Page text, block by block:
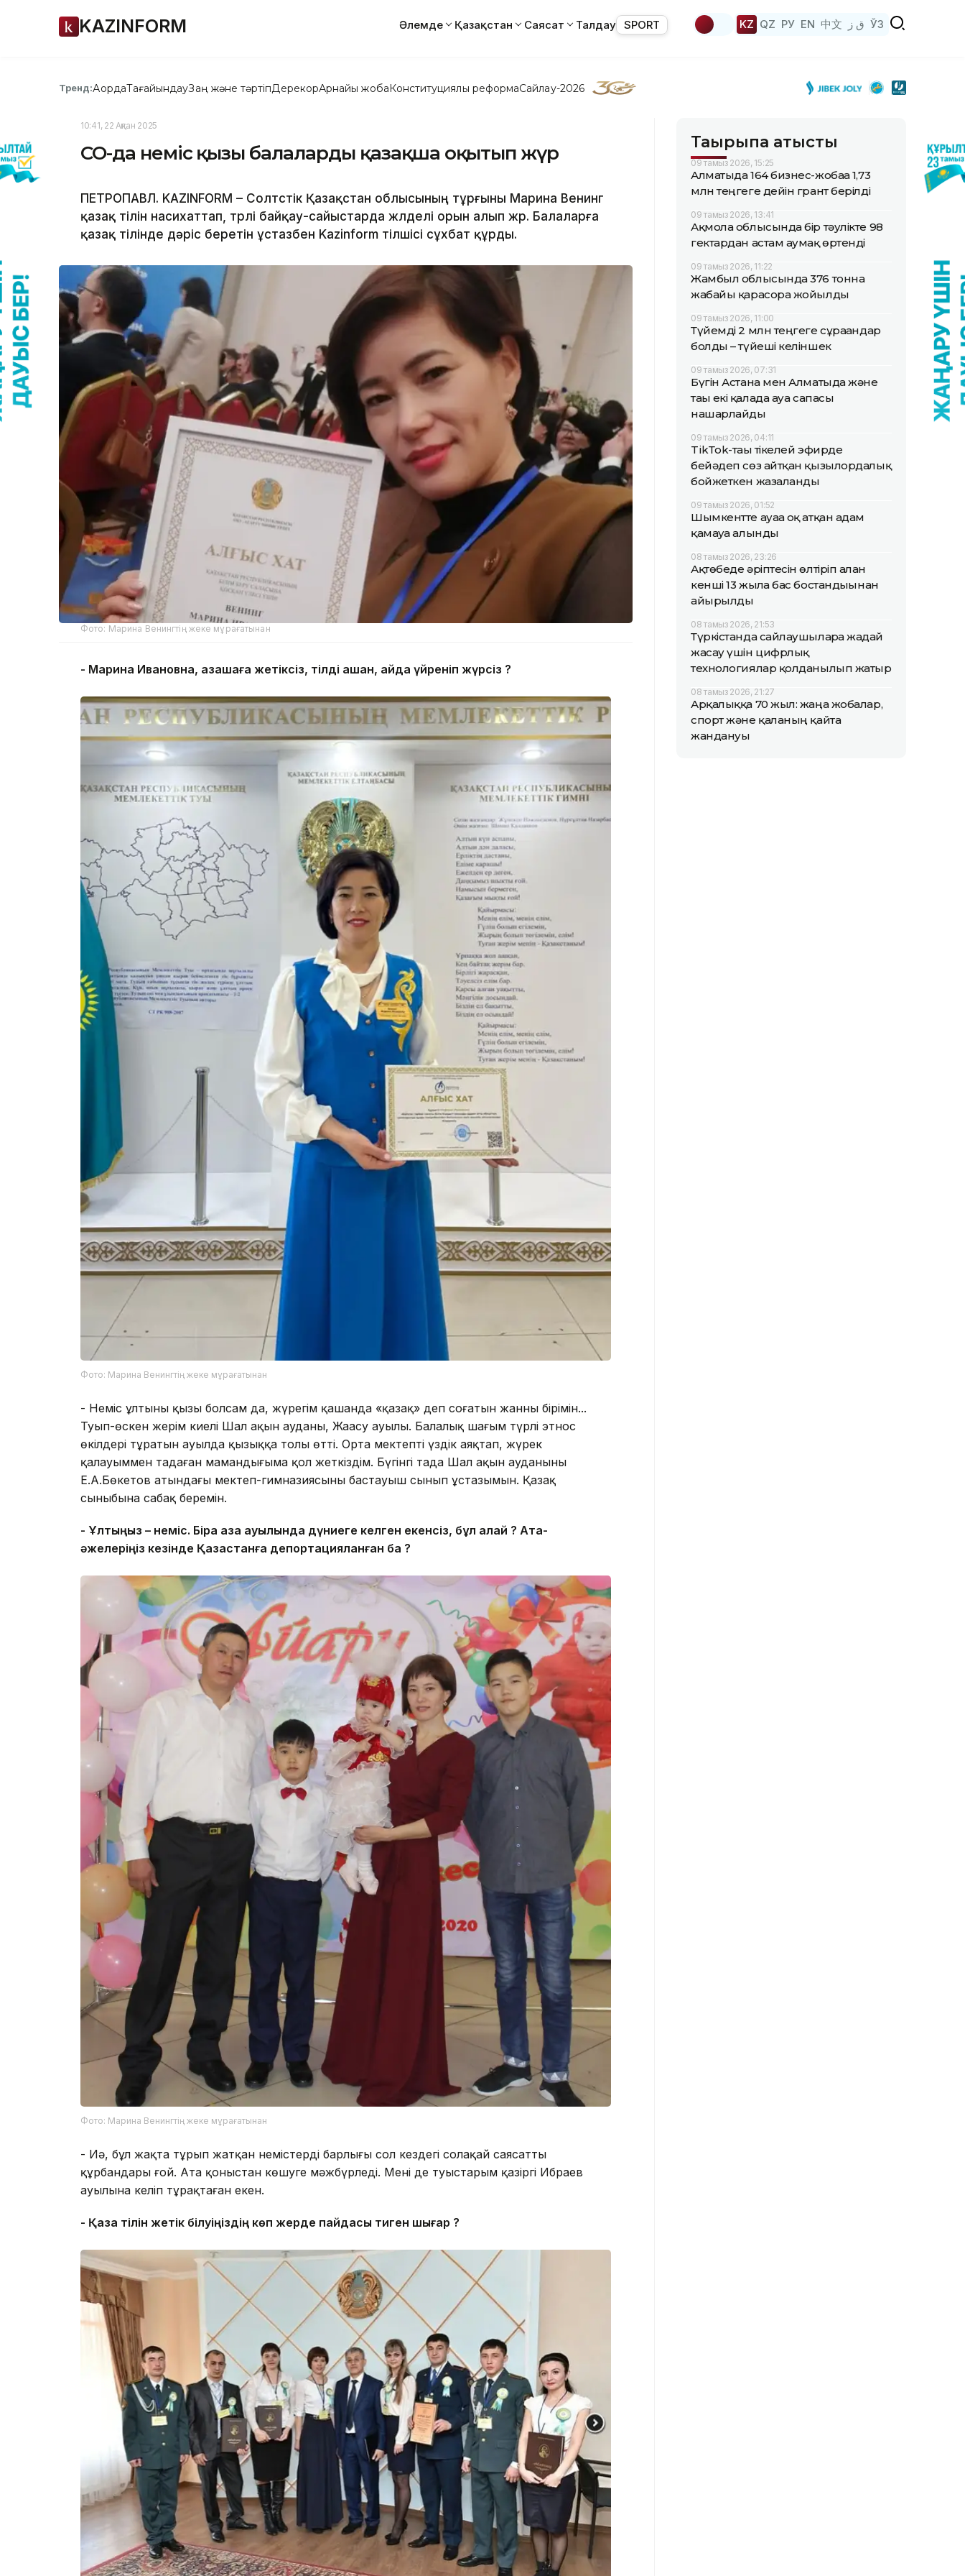
KAZINFORM Әлемде Қазақстан Саясат Талдау SPORT KZ QZ РУ EN 中文 ق ز ЎЗ
Тренд:АқордаТағайындауЗаң және тәртіпДерекқорАрнайы жобаКонституциялық реформаСайлау-2026
10:41, 22 Ақпан 2025
СҚО-да неміс қызы балаларды қазақша оқытып жүр
ПЕТРОПАВЛ. KAZINFORM – Солтүстік Қазақстан облысының тұрғыны Марина Венинг
қазақ тілін насихаттап, түрлі байқау-сайыстарда жүлделі орын алып жүр. Балаларға
қазақ тілінде дәріс беретін ұстазбен Kazinform тілшісі сұхбат құрды.
Фото: Марина Венингтің жеке мұрағатынан
- Марина Ивановна, қазақшаға жетіксіз, тілді қашан, қайда үйреніп жүрсіз ?
Фото: Марина Венингтің жеке мұрағатынан
- Неміс ұлтының қызы болсам да, жүрегім қашанда «қазақ» деп соғатын жанның бірімін...
Туып-өскен жерім киелі Шал ақын ауданы, Жаңасу ауылы. Балалық шағым түрлі этнос
өкілдері тұратын ауылда қызыққа толы өтті. Орта мектепті үздік аяқтап, жүрек
қалауыммен таңдаған мамандығыма қол жеткіздім. Бүгінгі таңда Шал ақын ауданының
Е.А.Бөкетов атындағы мектеп-гимназиясының бастауыш сынып ұстазымын. Қазақ
сыныбына сабақ беремін.
- Ұлтыңыз – неміс. Бірақ қазақ ауылында дүниеге келген екенсіз, бұл қалай ? Ата-
әжелеріңіз кезінде Қазақстанға депортацияланған ба ?
Фото: Марина Венингтің жеке мұрағатынан
- Иә, бұл жақта тұрып жатқан немістердің барлығы сол кездегі солақай саясаттың
құрбандары ғой. Ата қоныстан көшуге мәжбүрледі. Менің де туыстарым қазіргі Ибраев
ауылына келіп тұрақтаған екен.
- Қазақ тілін жетік білуіңіздің көп жерде пайдасы тиген шығар ?
Тақырыпқа қатысты
09 тамыз 2026, 15:25
Алматыда 164 бизнес-жобаға 1,73
млн теңгеге дейін грант берілді
09 тамыз 2026, 13:41
Ақмола облысында бір тәулікте 98
гектардан астам аумақ өртенді
09 тамыз 2026, 11:22
Жамбыл облысында 376 тонна
жабайы қарасора жойылды
09 тамыз 2026, 11:00
Түйемді 2 млн теңгеге сұрағандар
болды – түйеші келіншек
09 тамыз 2026, 07:31
Бүгін Астана мен Алматыда және
тағы екі қалада ауа сапасы
нашарлайды
09 тамыз 2026, 04:11
TikТok-тағы тікелей эфирде
бейәдеп сөз айтқан қызылордалық
бойжеткен жазаланды
09 тамыз 2026, 01:52
Шымкентте ауаға оқ атқан адам
қамауға алынды
08 тамыз 2026, 23:26
Ақтөбеде әріптесін өлтіріп алған
кенші 13 жылға бас бостандығынан
айырылды
08 тамыз 2026, 21:53
Түркістанда сайлаушыларға жағдай
жасау үшін цифрлық
технологиялар қолданылып жатыр
08 тамыз 2026, 21:27
Арқалыққа 70 жыл: жаңа жобалар,
спорт және қаланың қайта
жандануы